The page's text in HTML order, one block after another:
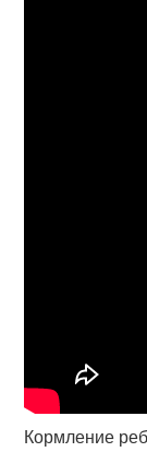
Кормление